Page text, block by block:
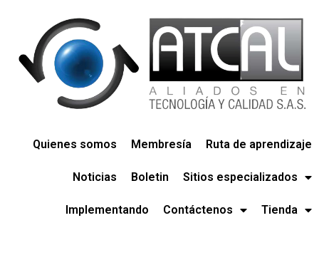
Quienes somos Membresía Ruta de aprendizaje
Noticias Boletin Sitios especializados
Implementando Contáctenos Tienda